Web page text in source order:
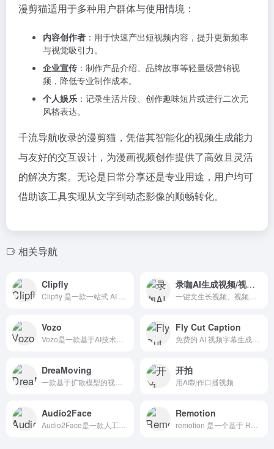
漫剪猫适用于多种用户群体与使用情境：
内容创作者 ：用于快速产出短视频内容，提升更新频率
与视觉吸引力。
企业宣传 ：制作产品介绍、品牌故事等轻量级营销视
频，降低专业制作成本。
个人娱乐 ：记录生活片段、创作趣味短片或进行二次元
风格表达。
千流导航收录的漫剪猫，凭借其智能化的视频生成能力
与友好的交互设计，为漫画视频创作提供了高效且灵活
的解决方案。无论是日常分享还是专业用途，用户均可
借助该工具实现从文字到动态影像的顺畅转化。
相关导航
Clipfly 录咖AI生成视频/视频翻译
Vozo Fly Cut Caption
DreaMoving 开拍
用AI制作口播视频
Audio2Face Remotion